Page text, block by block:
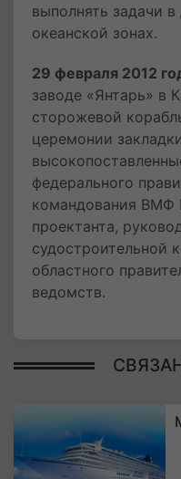
выполнять задачи
океанской зонах.
29 февраля 2012
заводе «Янтарь» в
сторожевой
церемонии
федерального
командования ВМФ
проектанта,
судостроительной
областного
ведомств.